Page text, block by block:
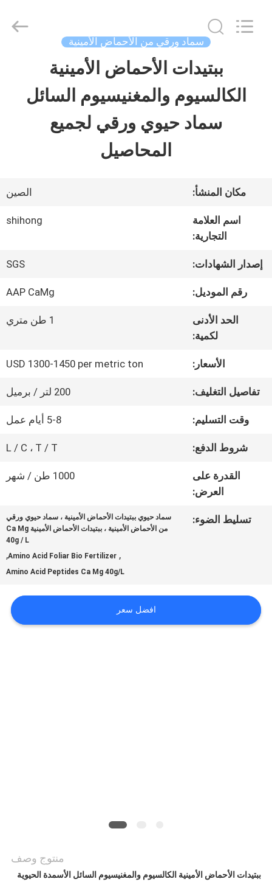
الصفحة
الرئيسية
أشرطة
فيديو
معلومات
المعمل
مراقبة
الجودة
اقتباس
Sichuan
Shihong
سماد ورقي من الأحماض الأمينية
ببتيدات الأحماض الأمينية
الكالسيوم والمغنيسيوم السائل
سماد حيوي ورقي لجميع
المحاصيل
مكان المنشأ: الصين
اسم العلامة
التجارية:
shihong
إصدار الشهادات: SGS
رقم الموديل: AAP CaMg
الحد الأدنى
لكمية:
1 طن متري
الأسعار: USD 1300-1450 per metric ton
تفاصيل التغليف: 200 لتر / برميل
وقت التسليم: 5-8 أيام عمل
شروط الدفع: L / C ، T / T
القدرة على
العرض:
1000 طن / شهر
تسليط الضوء:
سماد حيوي ببتيدات الأحماض الأمينية ، سماد حيوي ورقي
من الأحماض الأمينية ، ببتيدات الأحماض الأمينية Ca Mg
40g / L
,
Amino Acid Foliar Bio Fertilizer
,
Amino Acid Peptides Ca Mg 40g/L
افضل سعر
منتوج وصف
ببتيدات الأحماض الأمينية الكالسيوم والمغنيسيوم السائل الأسمدة الحيوية